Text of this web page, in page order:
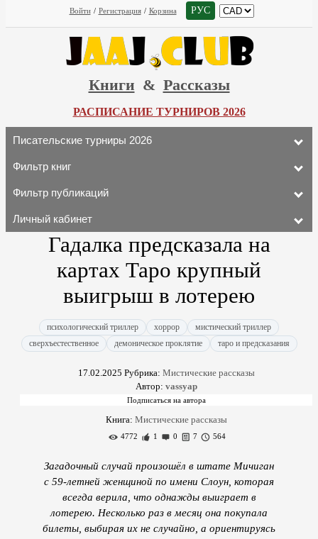
Войти / Регистрация / Корзина РУС
Книги & Рассказы
РАСПИСАНИЕ ТУРНИРОВ 2026
Писательские турниры 2026
Фильтр книг
Фильтр публикаций
Личный кабинет
Гадалка предсказала на
картах Таро крупный
выигрыш в лотерею
психологический триллер хоррор
мистический триллер
сверхъестественное
демоническое проклятие таро и предсказания
17.02.2025 Рубрика: Мистические рассказы
Автор: vassyap
Книга: Мистические рассказы
4772 1 0 7 564
Загадочный случай произошёл в штате Мичиган
с 59-летней женщиной по имени Слоун, которая
всегда верила, что однажды выиграет в
лотерею. Несколько раз в месяц она покупала
билеты, выбирая их не случайно, а ориентируясь